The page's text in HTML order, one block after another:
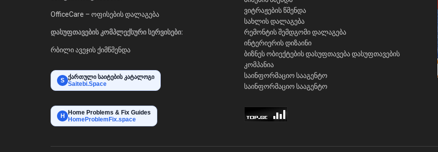
OfficeCare – ოფისების დალაგება
დასუფთავების კომპლექსური სერვისები:
რბილი ავეჯის ქიმწმენდა
S ქართული საიტების კატალოგი
Saitebi.Space
H
Home Problems & Fix Guides
HomeProblemFix.space
ვიტრაჟების წმენდა
სახლის დალაგება
რემონტის შემდგომი დალაგება
ინტერიერის დიზაინი
ბიზნეს ობიექტების დასუფთავებადასუფთავების
კომპანია
საინფორმაციო სააგენტო
საინფორმაციო სააგენტო